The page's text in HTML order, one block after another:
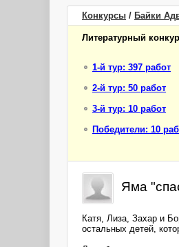
Конкурсы / Байки
Литературный
1-й тур: 397 работ
2-й тур: 50 работ
3-й тур: 10 работ
Победители: 10
Яма
Катя, Лиза, Захар и
остальных детей,